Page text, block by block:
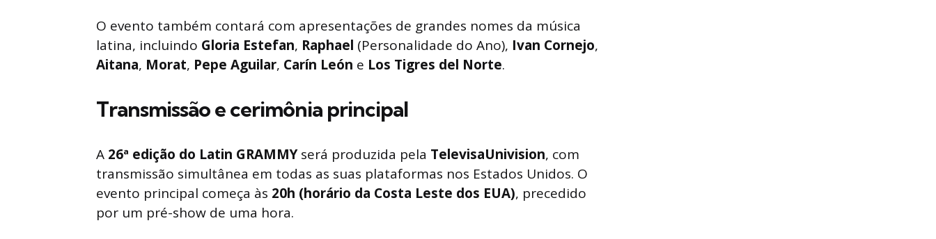
O evento também contará com apresentações de grandes nomes da música
latina, incluindo Gloria Estefan, Raphael (Personalidade do Ano), Ivan Cornejo,
Aitana, Morat, Pepe Aguilar, Carín León e Los Tigres del Norte.
Transmissão e cerimônia principal
A 26ª edição do Latin GRAMMYserá produzida pela TelevisaUnivision, com
transmissão simultânea em todas as suas plataformas nos Estados Unidos. O
evento principal começa às 20h (horário da Costa Leste dos EUA), precedido
por um pré-show de uma hora.